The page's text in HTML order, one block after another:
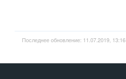
Последнее обновление: 11.07.2019, 13:16